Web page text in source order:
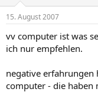
15. August 2007
vv computer ist was
ich nur empfehlen.
negative
computer - die haben